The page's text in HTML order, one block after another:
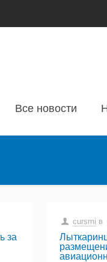
Все новости
за
cursmi в